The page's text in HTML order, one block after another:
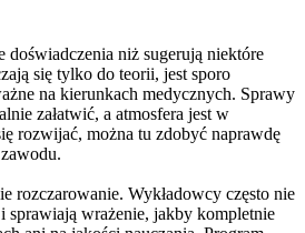
doświadczenia niż sugerują niektóre
się tylko do teorii, jest sporo
na kierunkach medycznych. Sprawy
załatwić, a atmosfera jest w
rozwijać, można tu zdobyć naprawdę
rozczarowanie. Wykładowcy często nie
sprawiają wrażenie, jakby kompletnie